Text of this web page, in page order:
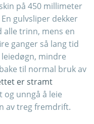
på 450 millimeter
gulvsliper dekker
alle trinn, mens en
ganger så lang tid
mindre
til normal bruk av
er stramt
unngå å leie
av treg fremdrift.